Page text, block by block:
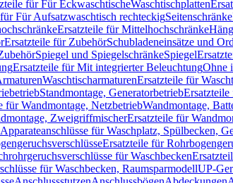
für Für EckwaschtischeWaschtischplatten
Für Aufsatzwaschtisch rechteckigSeitenschränke
Ersatzteile für Mittelhochschränke
Ersatzteile für ZubehörSchubladeneinsätze und
Spiegel und SpiegelschränkeSpiegel
Ersatzteile für Mit integrierter BeleuchtungOhne
WaschtischarmaturenErsatzteile für
Standmontage, GeneratorbetriebErsatzteile
für Wandmontage, NetzbetriebWandmontage,
ZweigriffmischerErsatzteile für
Apparateanschlüsse für Waschplatz, Spülbecken,
Ersatzteile für
für Waschbecken
für Waschbecken, RaumsparmodellUP-